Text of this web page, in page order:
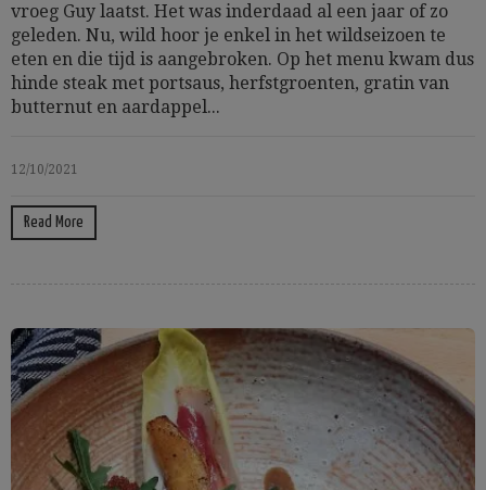
vroeg Guy laatst. Het was inderdaad al een jaar of zo
geleden. Nu, wild hoor je enkel in het wildseizoen te
eten en die tijd is aangebroken. Op het menu kwam dus
hinde steak met portsaus, herfstgroenten, gratin van
butternut en aardappel...
12/10/2021
Read More